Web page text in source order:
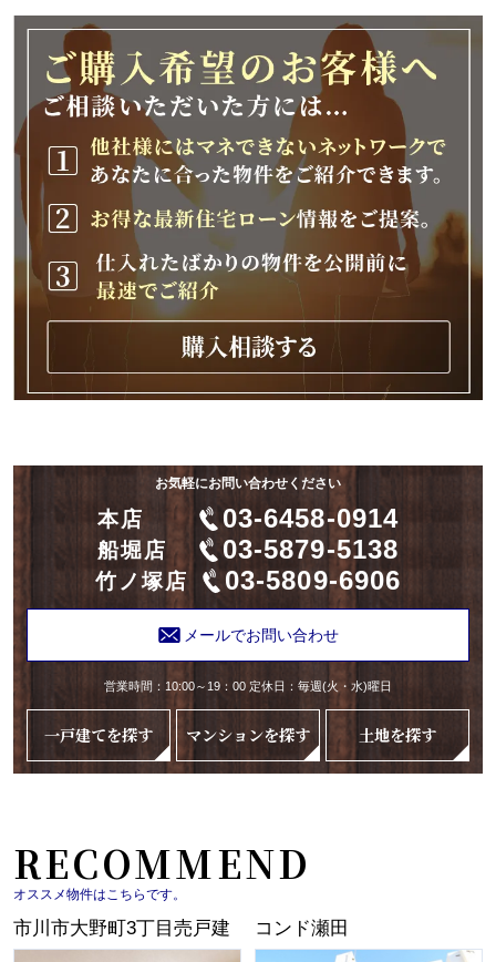
2026年1月9日(金)以降、順次対応させて頂きま
す。
ご不便をおかけいたしますが、何卒ご理解の程
よろしくお願いいたします。
お気軽にお問い合わせください
本店 03-6458-0914
船堀店 03-5879-5138
竹ノ塚店 03-5809-6906
メールでお問い合わせ
営業時間：10:00～19：00 定休日：毎週(火・水)曜日
一戸建てを探す マンションを探す 土地を探す
RECOMMEND
オススメ物件はこちらです。
市川市大野町3丁目売戸建 コンド瀬田